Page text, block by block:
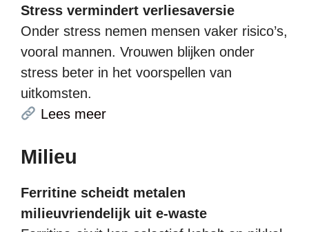
Stress vermindert verliesaversie
Onder stress nemen mensen vaker risico’s,
vooral mannen. Vrouwen blijken onder
stress beter in het voorspellen van
uitkomsten.
Lees meer
Milieu
Ferritine scheidt metalen
milieuvriendelijk uit e-waste